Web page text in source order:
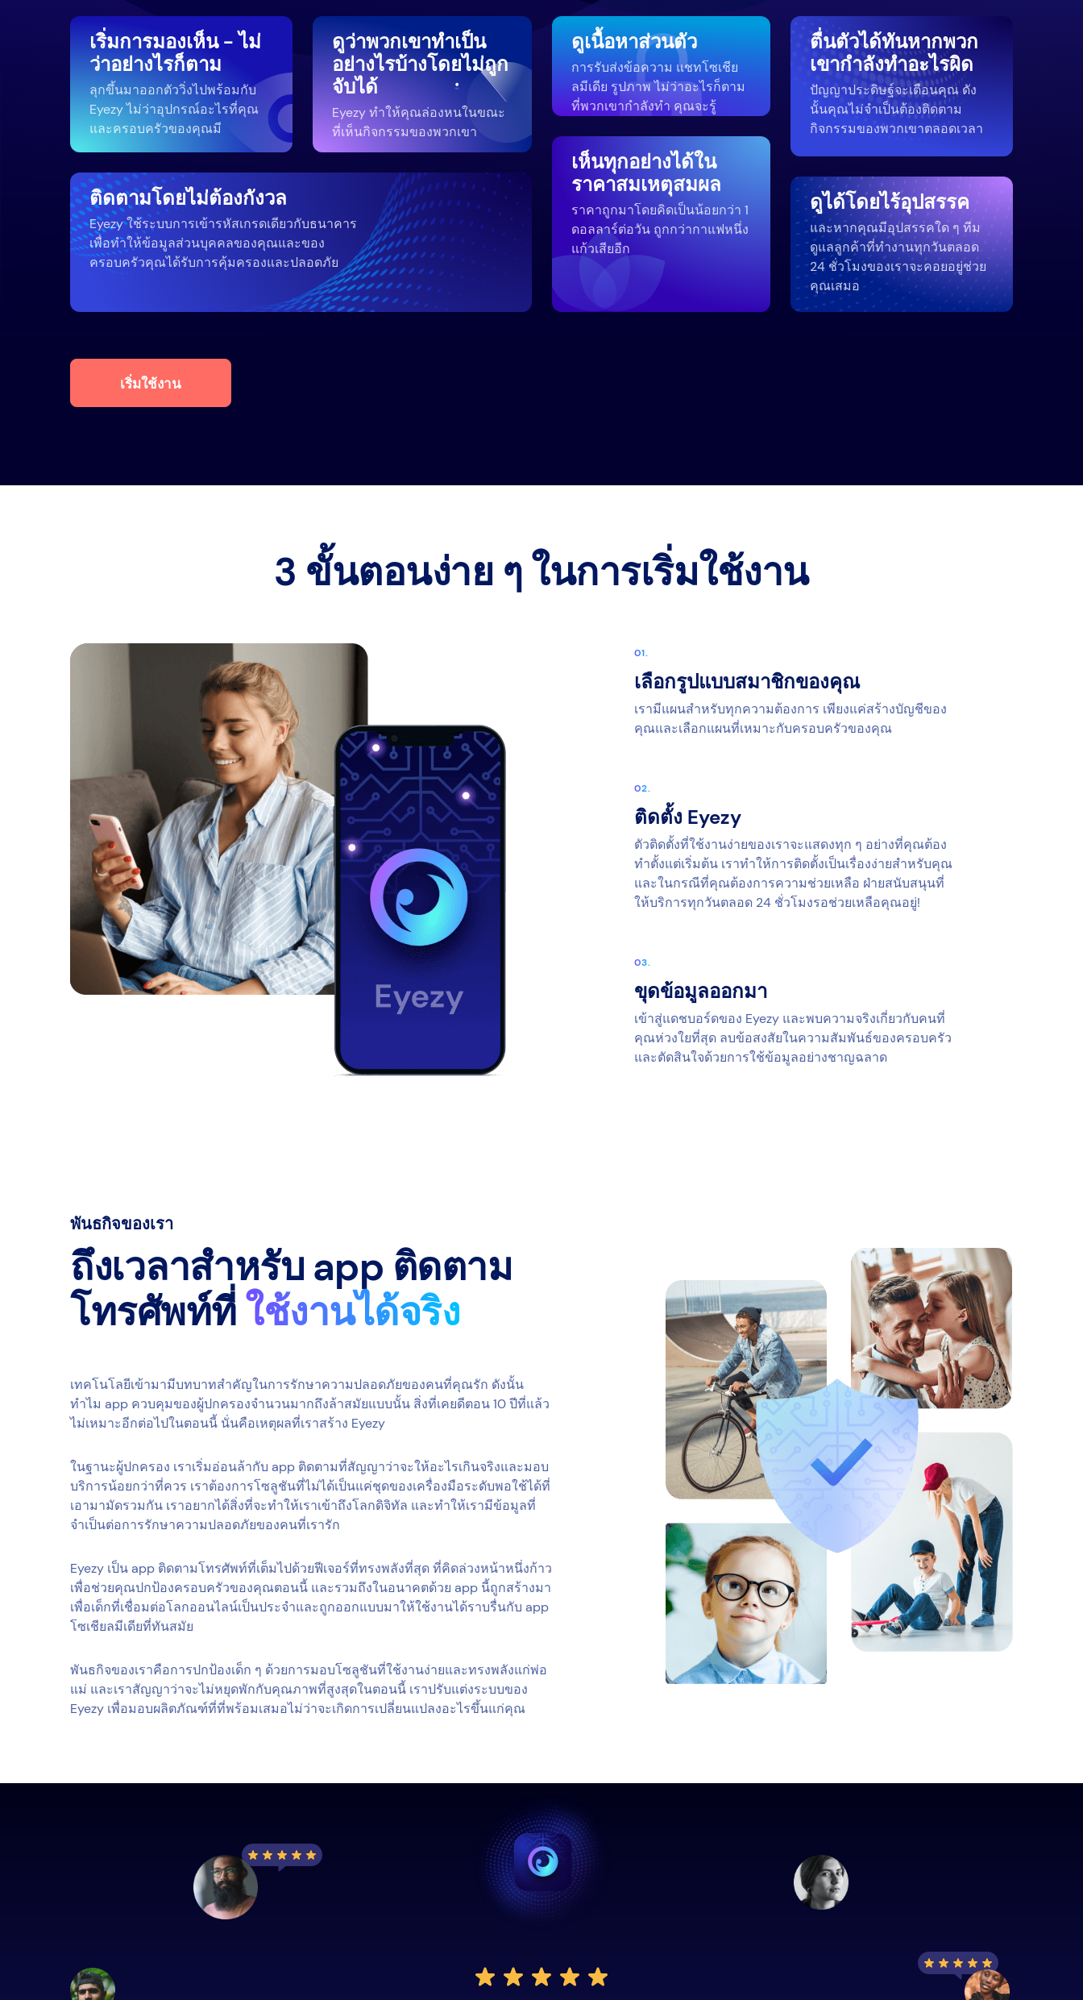
เริ่มการมองเห็น - ไม่
ว่าอย่างไรก็ตาม
ลุกขึ้นมาออกตัววิ่งไปพร้อมกับ
Eyezy ไม่ว่าอุปกรณ์อะไรที่คุณ
และครอบครัวของคุณมี
ดูว่าพวกเขาทำเป็น
อย่างไรบ้างโดยไม่ถูก
จับได้
Eyezy ทำให้คุณล่องหนในขณะ
ที่เห็นกิจกรรมของพวกเขา
ติดตามโดยไม่ต้องกังวล
Eyezy ใช้ระบบการเข้ารหัสเกรดเดียวกับธนาคาร
เพื่อทำให้ข้อมูลส่วนบุคคลของคุณและของ
ครอบครัวคุณได้รับการคุ้มครองและปลอดภัย
ดูเนื้อหาส่วนตัว
การรับส่งข้อความ แชทโซเชีย
ลมีเดีย รูปภาพ ไม่ว่าอะไรก็ตาม
ที่พวกเขากำลังทำ คุณจะรู้
เห็นทุกอย่างได้ใน
ราคาสมเหตุสมผล
ราคาถูกมาโดยคิดเป็นน้อยกว่า 1
ดอลลาร์ต่อวัน ถูกกว่ากาแฟหนึ่ง
แก้วเสียอีก
ตื่นตัวได้ทันหากพวก
เขากำลังทำอะไรผิด
ปัญญาประดิษฐ์จะเตือนคุณ ดัง
นั้นคุณไม่จำเป็นต้องติดตาม
กิจกรรมของพวกเขาตลอดเวลา
ดูได้โดยไร้อุปสรรค
และหากคุณมีอุปสรรคใด ๆ ทีม
ดูแลลูกค้าที่ทำงานทุกวันตลอด
24 ชั่วโมงของเราจะคอยอยู่ช่วย
คุณเสมอ
เริ่มใช้งาน
3 ขั้นตอนง่าย ๆ ในการเริ่มใช้งาน
เลือกรูปแบบสมาชิกของคุณ
เรามีแผนสำหรับทุกความต้องการ เพียงแค่สร้างบัญชีของ
คุณและเลือกแผนที่เหมาะกับครอบครัวของคุณ
ติดตั้ง Eyezy
ตัวติดตั้งที่ใช้งานง่ายของเราจะแสดงทุก ๆ อย่างที่คุณต้อง
ทำตั้งแต่เริ่มต้น เราทำให้การติดตั้งเป็นเรื่องง่ายสำหรับคุณ
และในกรณีที่คุณต้องการความช่วยเหลือ ฝ่ายสนับสนุนที่
ให้บริการทุกวันตลอด 24 ชั่วโมงรอช่วยเหลือคุณอยู่!
ขุดข้อมูลออกมา
เข้าสู่แดชบอร์ดของ Eyezy และพบความจริงเกี่ยวกับคนที่
คุณห่วงใยที่สุด ลบข้อสงสัยในความสัมพันธ์ของครอบครัว
และตัดสินใจด้วยการใช้ข้อมูลอย่างชาญฉลาด
พันธกิจของเรา
ถึงเวลาสำหรับ app ติดตาม
โทรศัพท์ที่ใช้งานได้จริง
เทคโนโลยีเข้ามามีบทบาทสำคัญในการรักษาความปลอดภัยของคนที่คุณรัก ดังนั้น
ทำไม app ควบคุมของผู้ปกครองจำนวนมากถึงล้าสมัยแบบนั้น สิ่งที่เคยดีตอน 10 ปีที่แล้ว
ไม่เหมาะอีกต่อไปในตอนนี้ นั่นคือเหตุผลที่เราสร้าง Eyezy
ในฐานะผู้ปกครอง เราเริ่มอ่อนล้ากับ app ติดตามที่สัญญาว่าจะให้อะไรเกินจริงและมอบ
บริการน้อยกว่าที่ควร เราต้องการโซลูชันที่ไม่ได้เป็นแค่ชุดของเครื่องมือระดับพอใช้ได้ที่
เอามามัดรวมกัน เราอยากได้สิ่งที่จะทำให้เราเข้าถึงโลกดิจิทัล และทำให้เรามีข้อมูลที่
จำเป็นต่อการรักษาความปลอดภัยของคนที่เรารัก
Eyezy เป็น app ติดตามโทรศัพท์ที่เต็มไปด้วยฟีเจอร์ที่ทรงพลังที่สุด ที่คิดล่วงหน้าหนึ่งก้าว
เพื่อช่วยคุณปกป้องครอบครัวของคุณตอนนี้ และรวมถึงในอนาคตด้วย app นี้ถูกสร้างมา
เพื่อเด็กที่เชื่อมต่อโลกออนไลน์เป็นประจำและถูกออกแบบมาให้ใช้งานได้ราบรื่นกับ app
โซเชียลมีเดียที่ทันสมัย
พันธกิจของเราคือการปกป้องเด็ก ๆ ด้วยการมอบโซลูชันที่ใช้งานง่ายและทรงพลังแก่พ่อ
แม่ และเราสัญญาว่าจะไม่หยุดพักกับคุณภาพที่สูงสุดในตอนนี้ เราปรับแต่งระบบของ
Eyezy เพื่อมอบผลิตภัณฑ์ที่ที่พร้อมเสมอไม่ว่าจะเกิดการเปลี่ยนแปลงอะไรขึ้นแก่คุณ